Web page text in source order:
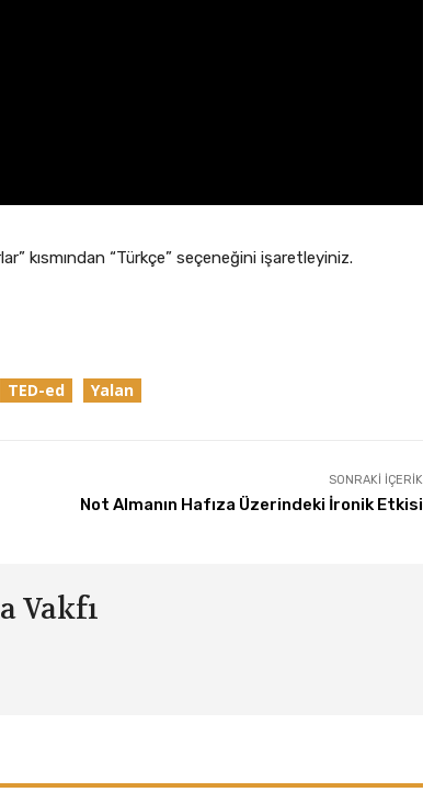
kısmından “Türkçe” seçeneğini işaretleyiniz.
TED-ed Yalan
SONRAKI İÇERIK
Not Almanın Hafıza Üzerindeki İronik Etkisi
Vakfı